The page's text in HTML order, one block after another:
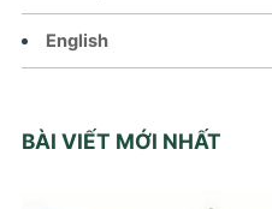
English
BÀI VIẾT MỚI NHẤT